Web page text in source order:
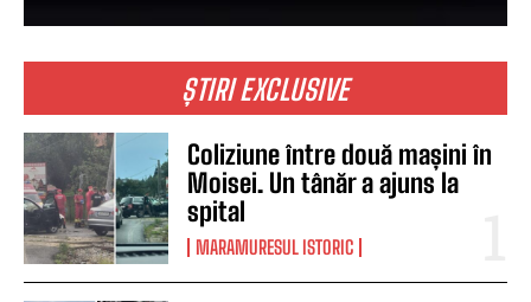
ȘTIRI EXCLUSIVE
Coliziune între două mașini în
Moisei. Un tânăr a ajuns la
spital
MARAMURESUL ISTORIC